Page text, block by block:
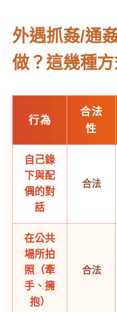
外遇抓姦/通
做？這幾種
行為
合法
性
自己錄
下與配
偶的對
話
合法
在公共
場所拍
照（牽
手、擁
抱）
合法